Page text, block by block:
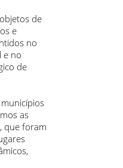
de
e
no
e no
de
as
que foram